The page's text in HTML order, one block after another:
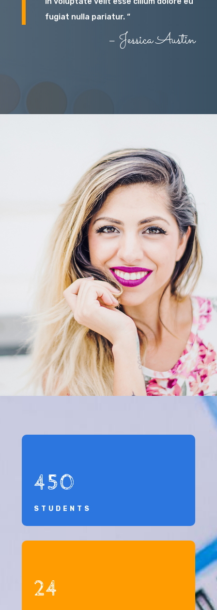
fugiat nulla pariatur. “
– Jessica Austin
450
STUDENTS
24